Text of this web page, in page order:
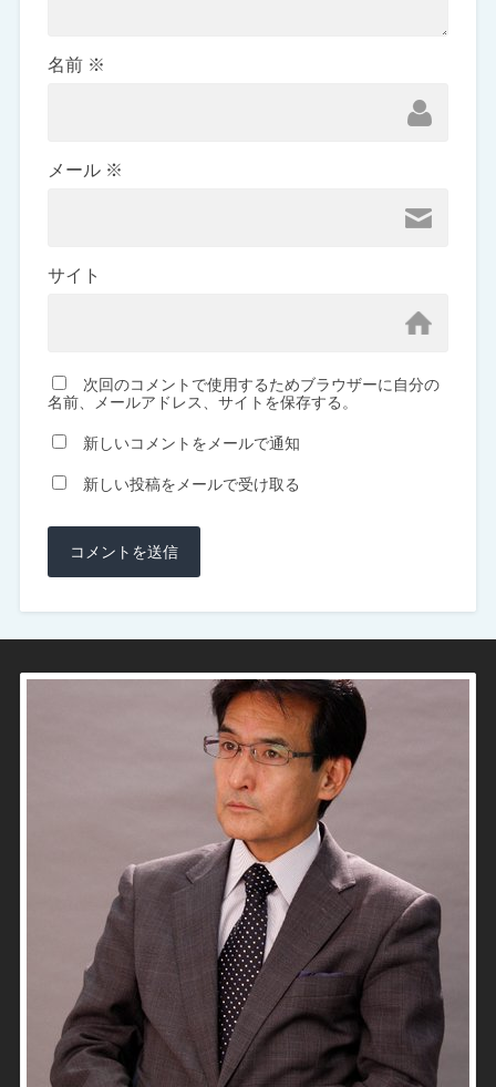
名前 ※
メール ※
サイト
次回のコメントで使用するためブラウザーに自分の
名前、メールアドレス、サイトを保存する。
新しいコメントをメールで通知
新しい投稿をメールで受け取る